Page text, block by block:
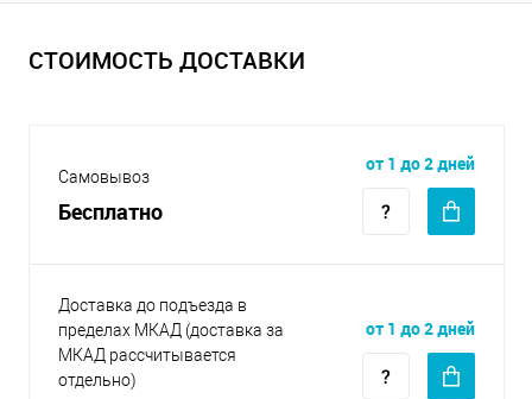
СТОИМОСТЬ ДОСТАВКИ
Самовывоз
Бесплатно
от 1 до 2 дней
Доставка до подъезда в
пределах МКАД (доставка за
МКАД рассчитывается
отдельно)
от 1 до 2 дней